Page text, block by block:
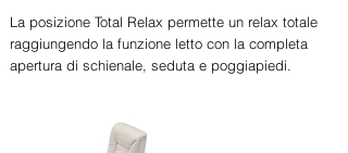
La posizione Total Relax permette un relax totale
raggiungendo la funzione letto con la completa
apertura di schienale, seduta e poggiapiedi.